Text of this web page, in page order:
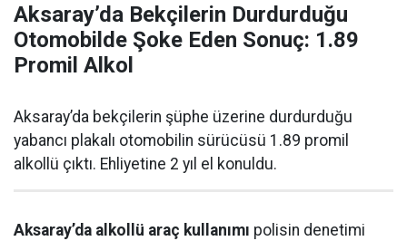
Aksaray’da Bekçilerin Durdurduğu
Otomobilde Şoke Eden Sonuç: 1.89
Promil Alkol
Aksaray’da bekçilerin şüphe üzerine durdurduğu
yabancı plakalı otomobilin sürücüsü 1.89 promil
alkollü çıktı. Ehliyetine 2 yıl el konuldu.
Aksaray’da alkollü araç kullanımı polisin denetimi